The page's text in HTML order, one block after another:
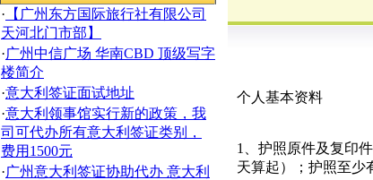
· 【广州东方国际旅行社有限公司
天河北门市部】
·广州中信广场 华南CBD 顶级写字
楼简介
·意大利签证面试地址
·意大利领事馆实行新的政策，我
司可代办所有意大利签证类别，
费用1500元
·广州意大利签证协助代办 意大利
个人基本资料
1 、护照原件及复印件
天算起）；护照至少